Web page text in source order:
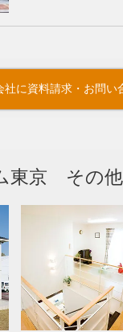
社に資料請求・お問い
東京 その